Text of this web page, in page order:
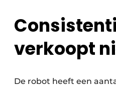
verkoopt
De robot heeft een